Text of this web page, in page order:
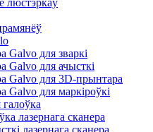
Galvo для зваркі
Galvo для ачысткі
Galvo для 3D-прынтара
Galvo для маркіроўкі
лазернага сканера
лазернага сканера